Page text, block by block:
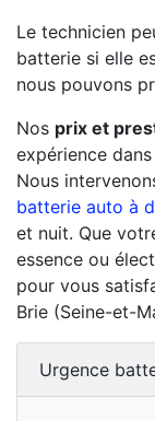
Le technicien
batterie si elle
nous pouvons
Nos prix et
expérience
Nous
batterie auto à
et nuit. Que
essence ou
pour vous
Brie (Seine-et-
Urgence